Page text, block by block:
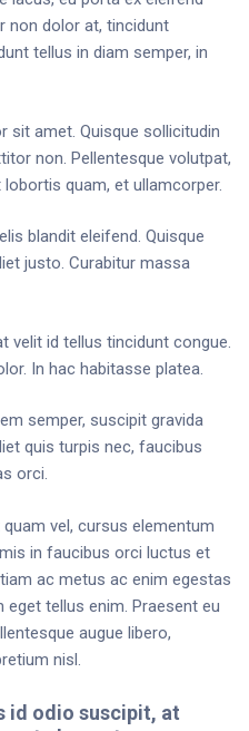
non dolor at, tincidunt
tellus in diam semper, in
sit amet. Quisque sollicitudin
non. Pellentesque volutpat,
quam, et ullamcorper.
blandit eleifend. Quisque
justo. Curabitur massa
velit id tellus tincidunt congue.
In hac habitasse platea.
semper, suscipit gravida
quis turpis nec, faucibus
orci.
vel, cursus elementum
in faucibus orci luctus et
ac metus ac enim egestas
tellus enim. Praesent eu
augue libero,
nisl.
id odio suscipit, at